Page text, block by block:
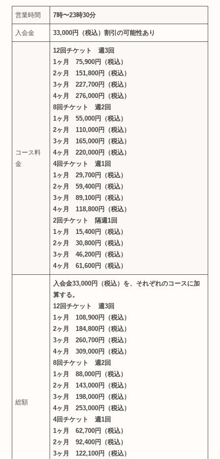
営業時間 7時〜23時30分
入会金 33,000円（税込）割引の可能性あり
コース料
金
12回チケット 週3回
1ヶ月 75,900円（税込）
2ヶ月 151,800円（税込）
3ヶ月 227,700円（税込）
4ヶ月 276,000円（税込）
8回チケット 週2回
1ヶ月 55,000円（税込）
2ヶ月 110,000円（税込）
3ヶ月 165,000円（税込）
4ヶ月 220,000円（税込）
4回チケット 週1回
1ヶ月 29,700円（税込）
2ヶ月 59,400円（税込）
3ヶ月 89,100円（税込）
4ヶ月 118,800円（税込）
2回チケット 隔週1回
1ヶ月 15,400円（税込）
2ヶ月 30,800円（税込）
3ヶ月 46,200円（税込）
4ヶ月 61,600円（税込）
総額
入会金33,000円（税込）を、それぞれのコースに加
算する。
12回チケット 週3回
1ヶ月 108,900円（税込）
2ヶ月 184,800円（税込）
3ヶ月 260,700円（税込）
4ヶ月 309,000円（税込）
8回チケット 週2回
1ヶ月 88,000円（税込）
2ヶ月 143,000円（税込）
3ヶ月 198,000円（税込）
4ヶ月 253,000円（税込）
4回チケット 週1回
1ヶ月 62,700円（税込）
2ヶ月 92,400円（税込）
3ヶ月 122,100円（税込）